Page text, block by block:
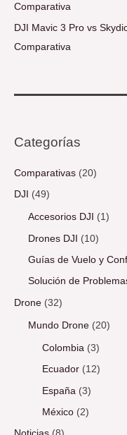
Comparativa
DJI Mavic 3 Pro vs
Comparativa
Categorías
Comparativas (20)
DJI (49)
Accesorios DJI (1)
Drones DJI (10)
Guías de Vuelo y
Solución de
Drone (32)
Mundo Drone (20)
Colombia (3)
Ecuador (12)
España (3)
México (2)